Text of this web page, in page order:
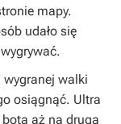
mapy.
udało się
wygranej walki
osiągnąć. Ultra
aż na drugą